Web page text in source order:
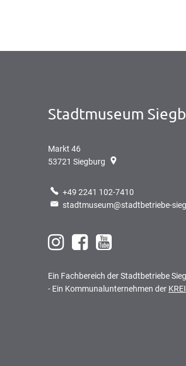
Stadtmuseum
Markt 46
53721 Siegburg
+49 2241 102-7410
stadtmuseum@stadtbetriebe-
Ein Fachbereich der Stadtbetriebe
- Ein Kommunalunternehmen der